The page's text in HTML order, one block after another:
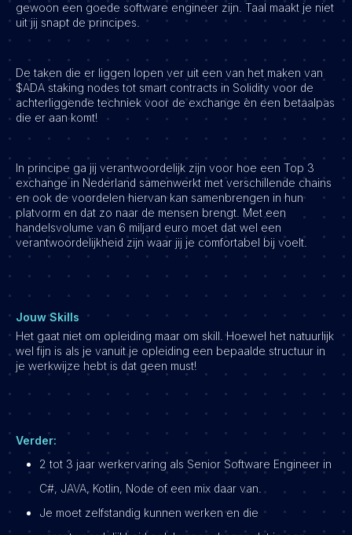
gewoon een goede software engineer zijn. Taal maakt je niet
uit jij snapt de principes.
De taken die er liggen lopen ver uit een van het maken van
$ADA staking nodes tot smart contracts in Solidity voor de
achterliggende techniek voor de exchange èn een betaalpas
die er aan komt!
In principe ga jij verantwoordelijk zijn voor hoe een Top 3
exchange in Nederland samenwerkt met verschillende chains
en ook de voordelen hiervan kan samenbrengen in hun
platvorm en dat zo naar de mensen brengt. Met een
handelsvolume van 6 miljard euro moet dat wel een
verantwoordelijkheid zijn waar jij je comfortabel bij voelt.
Jouw Skills
Het gaat niet om opleiding maar om skill. Hoewel het natuurlijk
wel fijn is als je vanuit je opleiding een bepaalde structuur in
je werkwijze hebt is dat geen must!
Verder:
2 tot 3 jaar werkervaring als Senior Software Engineer in
C#, JAVA, Kotlin, Node of een mix daar van.
Je moet zelfstandig kunnen werken en die